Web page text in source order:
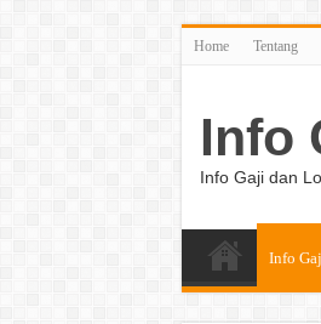
Home Tentang
Info
Info Gaji dan
Info